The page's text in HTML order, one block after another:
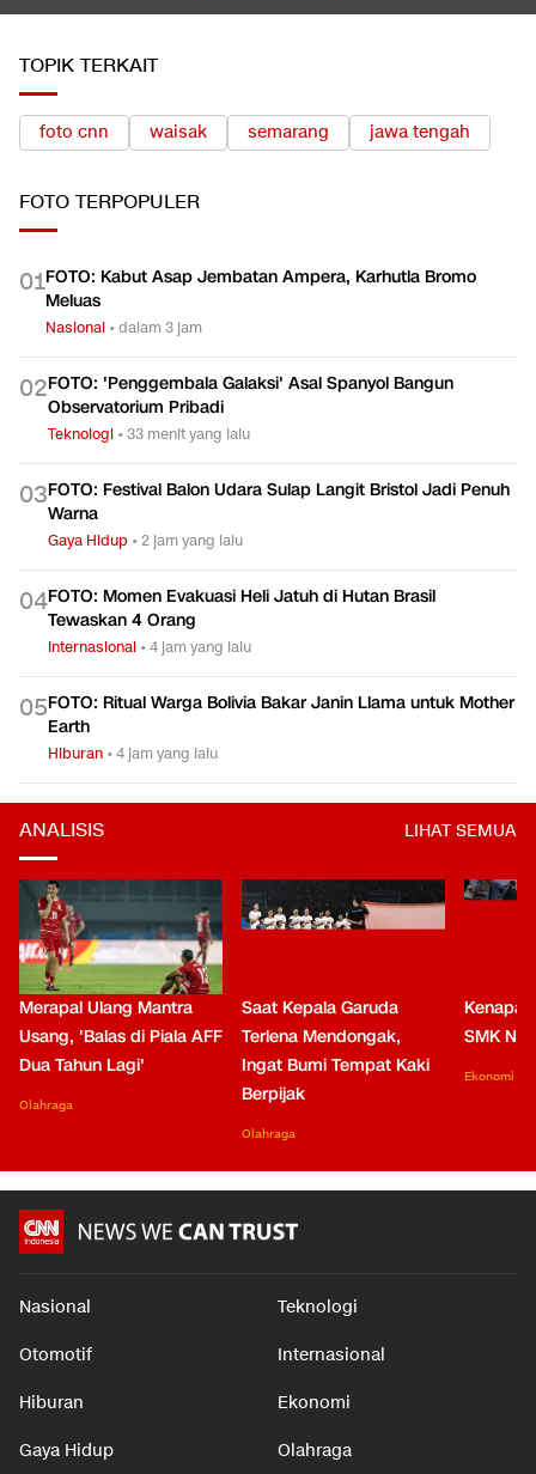
TOPIK TERKAIT
foto cnn waisak semarang jawa tengah
FOTO TERPOPULER
01FOTO: Kabut Asap Jembatan Ampera, Karhutla Bromo
Meluas
Nasional •dalam 3 jam
02FOTO: 'Penggembala Galaksi' Asal Spanyol Bangun
Observatorium Pribadi
Teknologi •33 menit yang lalu
03FOTO: Festival Balon Udara Sulap Langit Bristol Jadi Penuh
Warna
Gaya Hidup •2 jam yang lalu
04FOTO: Momen Evakuasi Heli Jatuh di Hutan Brasil
Tewaskan 4 Orang
Internasional •4 jam yang lalu
05FOTO: Ritual Warga Bolivia Bakar Janin Llama untuk Mother
Earth
Hiburan •4 jam yang lalu
ANALISIS LIHAT SEMUA
Merapal Ulang Mantra
Usang, 'Balas di Piala AFF
Dua Tahun Lagi'
Olahraga
Saat Kepala Garuda
Terlena Mendongak,
Ingat Bumi Tempat Kaki
Berpijak
Olahraga
Kenapa
SMK
Ekonomi
Nasional Teknologi
Otomotif Internasional
Hiburan Ekonomi
Gaya Hidup Olahraga